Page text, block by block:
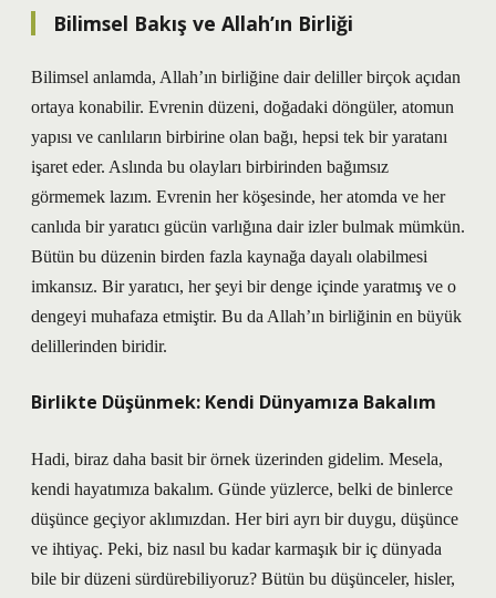
Bilimsel Bakış ve Allah’ın Birliği
Bilimsel anlamda, Allah’ın birliğine dair deliller birçok açıdan
ortaya konabilir. Evrenin düzeni, doğadaki döngüler, atomun
yapısı ve canlıların birbirine olan bağı, hepsi tek bir yaratanı
işaret eder. Aslında bu olayları birbirinden bağımsız
görmemek lazım. Evrenin her köşesinde, her atomda ve her
canlıda bir yaratıcı gücün varlığına dair izler bulmak mümkün.
Bütün bu düzenin birden fazla kaynağa dayalı olabilmesi
imkansız. Bir yaratıcı, her şeyi bir denge içinde yaratmış ve o
dengeyi muhafaza etmiştir. Bu da Allah’ın birliğinin en büyük
delillerinden biridir.
Birlikte Düşünmek: Kendi Dünyamıza Bakalım
Hadi, biraz daha basit bir örnek üzerinden gidelim. Mesela,
kendi hayatımıza bakalım. Günde yüzlerce, belki de binlerce
düşünce geçiyor aklımızdan. Her biri ayrı bir duygu, düşünce
ve ihtiyaç. Peki, biz nasıl bu kadar karmaşık bir iç dünyada
bile bir düzeni sürdürebiliyoruz? Bütün bu düşünceler, hisler,